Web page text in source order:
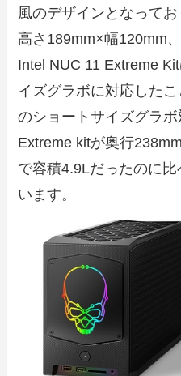
風のデザインとなって
高さ189mm×幅120mm
Intel NUC 11 Extreme
イズグラボに対応した
のショートサイズグラ
Extreme kitが奥行
で容積4.9Lだったのに
います。